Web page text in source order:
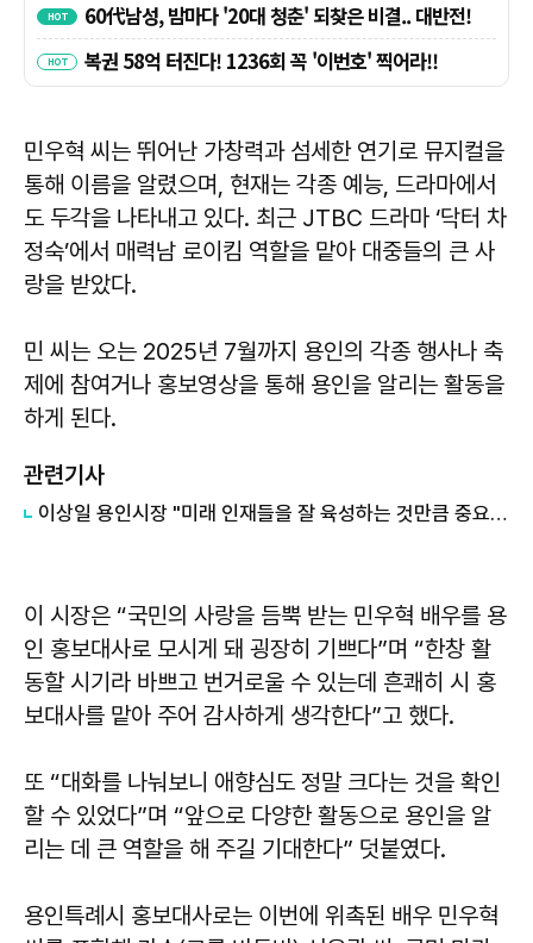
민우혁 씨는 뛰어난 가창력과 섬세한 연기로 뮤지컬을
통해 이름을 알렸으며, 현재는 각종 예능, 드라마에서
도 두각을 나타내고 있다. 최근 JTBC 드라마 ‘닥터 차
정숙’에서 매력남 로이킴 역할을 맡아 대중들의 큰 사
랑을 받았다.
민 씨는 오는 2025년 7월까지 용인의 각종 행사나 축
제에 참여거나 홍보영상을 통해 용인을 알리는 활동을
하게 된다.
관련기사
이상일 용인시장 "미래 인재들을 잘 육성하는 것만큼 중요한 일은 없을 것"
이 시장은 “국민의 사랑을 듬뿍 받는 민우혁 배우를 용
인 홍보대사로 모시게 돼 굉장히 기쁘다”며 “한창 활
동할 시기라 바쁘고 번거로울 수 있는데 흔쾌히 시 홍
보대사를 맡아 주어 감사하게 생각한다”고 했다.
또 “대화를 나눠보니 애향심도 정말 크다는 것을 확인
할 수 있었다”며 “앞으로 다양한 활동으로 용인을 알
리는 데 큰 역할을 해 주길 기대한다” 덧붙였다.
용인특례시 홍보대사로는 이번에 위촉된 배우 민우혁